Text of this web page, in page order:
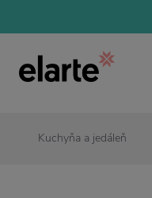
Kuchyňa a jedáleň